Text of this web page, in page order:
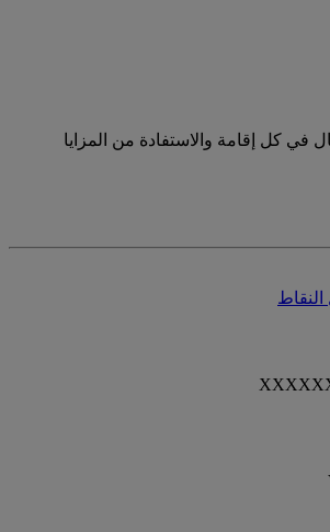
في كل إقامة والاستفادة من المزايا